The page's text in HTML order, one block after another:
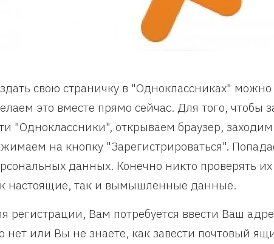
свою страничку в "Одноклассниках"
это вместе прямо сейчас. Для того, чтобы
"Одноклассники", открываем браузер,
на кнопку "Зарегистрироваться".
данных. Конечно никто проверять
настоящие, так и вымышленные данные.
регистрации, Вам потребуется ввести Ваш
нет или Вы не знаете, как завести почтовый